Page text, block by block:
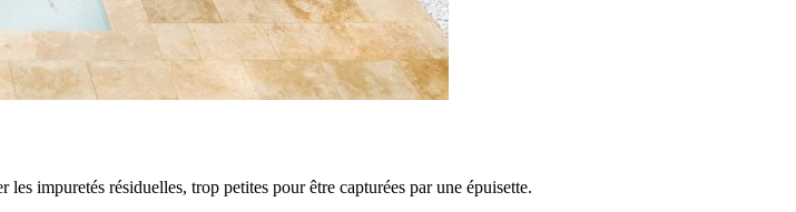
impuretés résiduelles, trop petites pour être capturées par une épuisette.